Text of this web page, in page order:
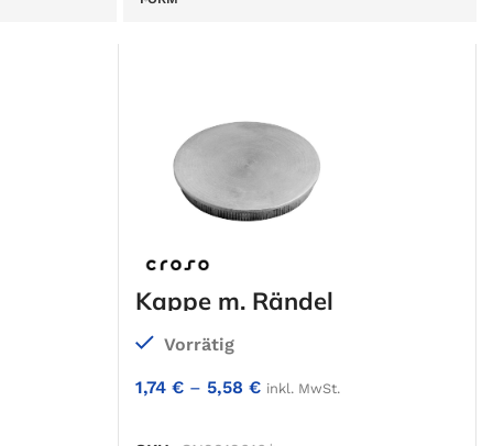
Kappe m. Rändel
Vorrätig
1,74€ – 5,58€ inkl. MwSt.